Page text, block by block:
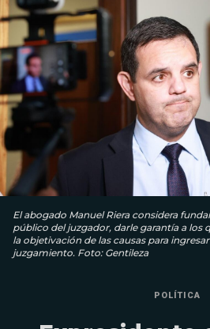
El abogado Manuel Riera considera
público del juzgador, darle garantía a los
la objetivación de las causas para
juzgamiento. Foto: Gentileza
POLÍTICA